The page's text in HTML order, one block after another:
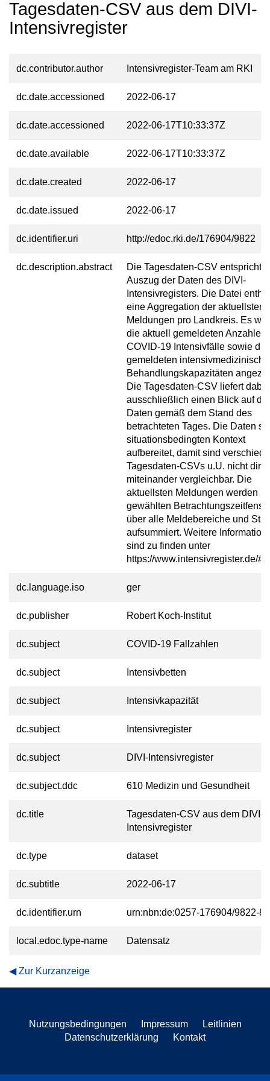
Tagesdaten-CSV aus dem DIVI-
Intensivregister
dc.contributor.author Intensivregister-Team am RKI
dc.date.accessioned 2022-06-17
dc.date.accessioned 2022-06-17T10:33:37Z
dc.date.available 2022-06-17T10:33:37Z
dc.date.created 2022-06-17
dc.date.issued 2022-06-17
dc.identifier.uri http://edoc.rki.de/176904/9822
dc.description.abstract
Die Tagesdaten-CSV entspricht
Auszug der Daten des DIVI-
Intensivregisters. Die Datei
eine Aggregation der aktuellsten
Meldungen pro Landkreis. Es
die aktuell gemeldeten Anzahlen
COVID-19 Intensivfälle sowie die
gemeldeten
Behandlungskapazitäten
Die Tagesdaten-CSV liefert dabei
ausschließlich einen Blick auf die
Daten gemäß dem Stand des
betrachteten Tages. Die Daten
situationsbedingten Kontext
aufbereitet, damit sind
Tagesdaten-CSVs u.U. nicht
miteinander vergleichbar. Die
aktuellsten Meldungen werden im
gewählten
über alle Meldebereiche und
aufsummiert. Weitere
sind zu finden unter
https://www.intensivregister.de/#/
dc.language.iso ger
dc.publisher Robert Koch-Institut
dc.subject COVID-19 Fallzahlen
dc.subject Intensivbetten
dc.subject Intensivkapazität
dc.subject Intensivregister
dc.subject DIVI-Intensivregister
dc.subject.ddc 610 Medizin und Gesundheit
dc.title
Tagesdaten-CSV aus dem DIVI-
Intensivregister
dc.type dataset
dc.subtitle 2022-06-17
dc.identifier.urn urn:nbn:de:0257-176904/9822-8
local.edoc.type-name Datensatz
Zur Kurzanzeige
Nutzungsbedingungen Impressum
Leitlinien
Datenschutzerklärung
Kontakt